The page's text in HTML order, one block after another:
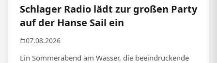
Schlager Radio lädt zur großen Party
auf der Hanse Sail ein
07.08.2026
Ein Sommerabend am Wasser, die beeindruckende